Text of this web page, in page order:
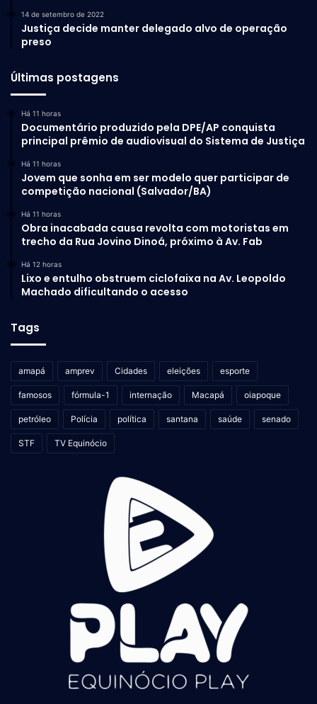
14 de setembro de 2022
Justiça decide manter delegado alvo de operação
preso
Últimas postagens
Há 11 horas
Documentário produzido pela DPE/AP conquista
principal prêmio de audiovisual do Sistema de Justiça
Há 11 horas
Jovem que sonha em ser modelo quer participar de
competição nacional (Salvador/BA)
Há 11 horas
Obra inacabada causa revolta com motoristas em
trecho da Rua Jovino Dinoá, próximo à Av. Fab
Há 12 horas
Lixo e entulho obstruem ciclofaixa na Av. Leopoldo
Machado dificultando o acesso
Tags
amapá amprev Cidades eleições esporte
famosos fórmula-1 internação Macapá oiapoque
petróleo Polícia política santana saúde senado
STF TV Equinócio